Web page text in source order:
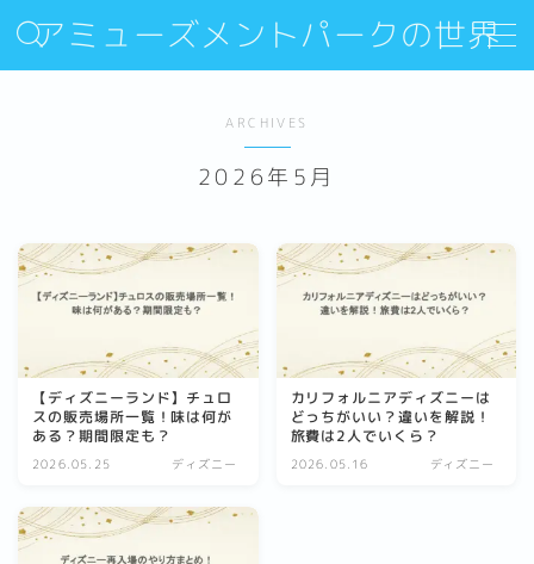
アミューズメントパークの世界
About Us
ARCHIVES
2026年5月
【ディズニーランド】チュロ
スの販売場所一覧！味は何が
ある？期間限定も？
2026.05.25 ディズニー
カリフォルニアディズニーは
どっちがいい？違いを解説！
旅費は2人でいくら？
2026.05.16 ディズニー